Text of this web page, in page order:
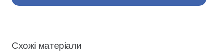
Схожі матеріали